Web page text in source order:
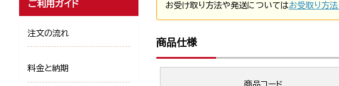
お受け取り方法や発送についてはお受取り方
商品仕様
ご利用ガイド
注文の流れ
料金と納期